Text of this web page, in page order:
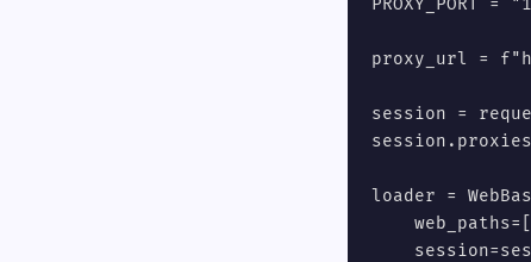
PROXY_PORT =
proxy_url =
session =
loader =